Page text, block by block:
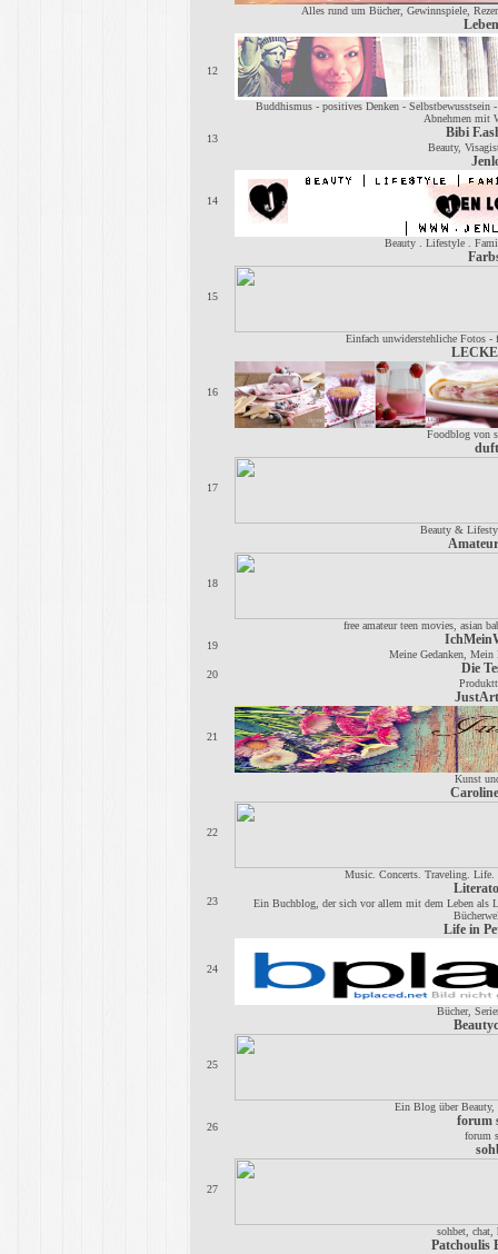
Alles rund um Bücher, Gewinnspiele,
12
Buddhismus - positives Denken - Selbstbewusstsein
Abnehmen mit
13
Bibi
Beauty,
14
Beauty . Lifestyle .
15
Einfach unwiderstehliche Fotos -
16
Foodblog von
17
Beauty &
18
free amateur teen movies, asian
19
Meine Gedanken,
20
Die
21
Kunst
22
Music. Concerts. Traveling.
23
Ein Buchblog, der sich vor allem mit dem Leben als
24
Life in
Bücher,
25
Ein Blog über
26
forum
forum
27
sohbet, chat,
Patchoulis